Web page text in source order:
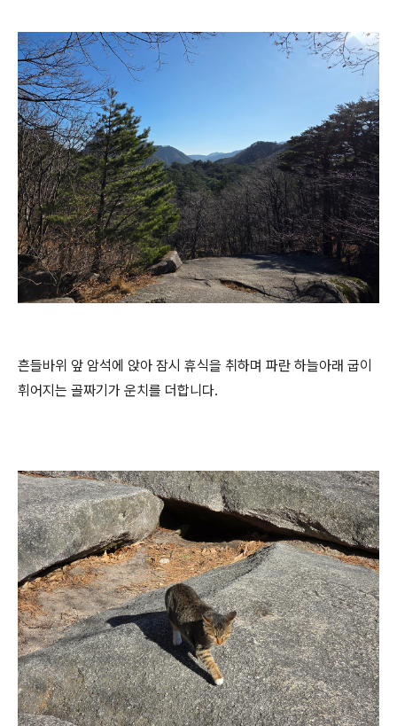
흔들바위 앞 암석에 앉아 잠시 휴식을 취하며 파란 하늘아래 굽이
휘어지는 골짜기가 운치를 더합니다.